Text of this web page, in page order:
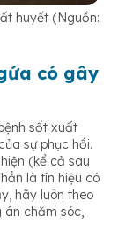
huyết (Nguồn:
có gây
sốt xuất
sự phục hồi.
(kể cả sau
là tín hiệu có
hãy luôn theo
án chăm sóc,